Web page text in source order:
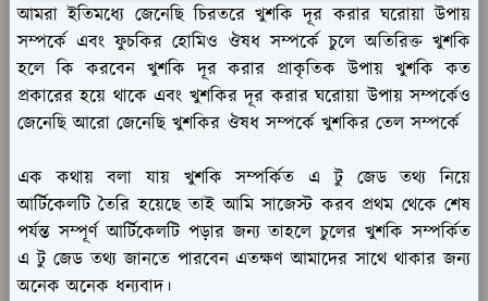
আমরা ইতিমধ্যে জেনেছি চিরতরে খুশকি দূর করার ঘরোয়া উপায়
সম্পর্কে এবং ফুচকির হোমিও ঔষধ সম্পর্কে চুলে অতিরিক্ত খুশকি
হলে কি করবেন খুশকি দূর করার প্রাকৃতিক উপায় খুশকি কত
প্রকারের হয়ে থাকে এবং খুশকির দূর করার ঘরোয়া উপায় সম্পর্কেও
জেনেছি আরো জেনেছি খুশকির ঔষধ সম্পর্কে খুশকির তেল সম্পর্কে
এক কথায় বলা যায় খুশকি সম্পর্কিত এ টু জেড তথ্য নিয়ে
আর্টিকেলটি তৈরি হয়েছে তাই আমি সাজেস্ট করব প্রথম থেকে শেষ
পর্যন্ত সম্পূর্ণ আর্টিকেলটি পড়ার জন্য তাহলে চুলের খুশকি সম্পর্কিত
এ টু জেড তথ্য জানতে পারবেন এতক্ষণ আমাদের সাথে থাকার জন্য
অনেক অনেক ধন্যবাদ।